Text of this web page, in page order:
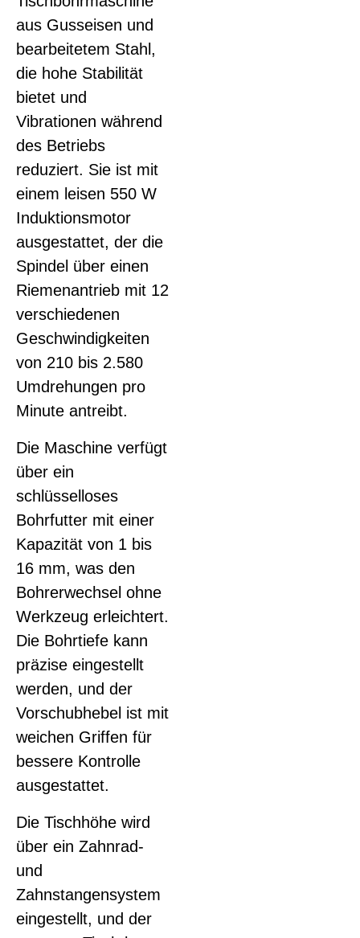
aus Gusseisen und
bearbeitetem Stahl,
die hohe Stabilität
bietet und
Vibrationen während
des Betriebs
reduziert. Sie ist mit
einem leisen 550 W
Induktionsmotor
ausgestattet, der die
Spindel über einen
Riemenantrieb mit 12
verschiedenen
Geschwindigkeiten
von 210 bis 2.580
Umdrehungen pro
Minute antreibt.
Die Maschine verfügt
über ein
schlüsselloses
Bohrfutter mit einer
Kapazität von 1 bis
16 mm, was den
Bohrerwechsel ohne
Werkzeug erleichtert.
Die Bohrtiefe kann
präzise eingestellt
werden, und der
Vorschubhebel ist mit
weichen Griffen für
bessere Kontrolle
ausgestattet.
Die Tischhöhe wird
über ein Zahnrad-
und
Zahnstangensystem
eingestellt, und der